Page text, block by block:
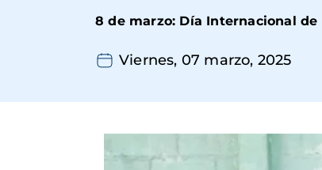
8 de marzo: Día Internacional de
Viernes, 07 marzo, 2025